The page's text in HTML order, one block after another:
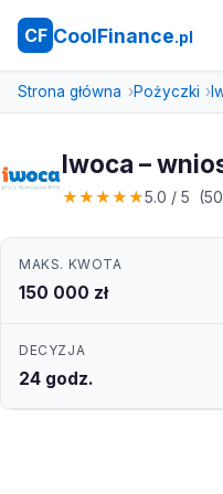
CF CoolFinance.pl
Strona główna Pożyczki
Iwoca –
★★★★★5.0 / 5
MAKS. KWOTA
150 000 zł
DECYZJA
24 godz.